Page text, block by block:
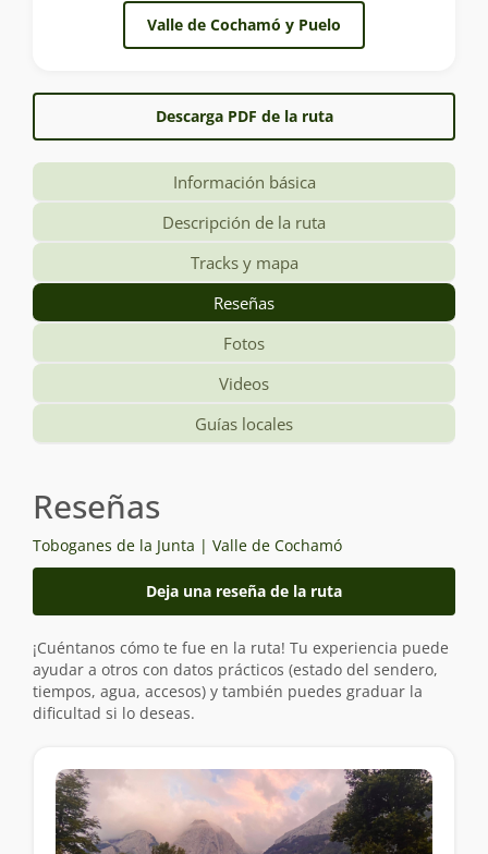
Valle de Cochamó y Puelo
Descarga PDF de la ruta
Información básica
Descripción de la ruta
Tracks y mapa
Reseñas
Fotos
Videos
Guías locales
Reseñas
Toboganes de la Junta | Valle de Cochamó
Deja una reseña de la ruta
¡Cuéntanos cómo te fue en la ruta! Tu experiencia puede
ayudar a otros con datos prácticos (estado del sendero,
tiempos, agua, accesos) y también puedes graduar la
dificultad si lo deseas.